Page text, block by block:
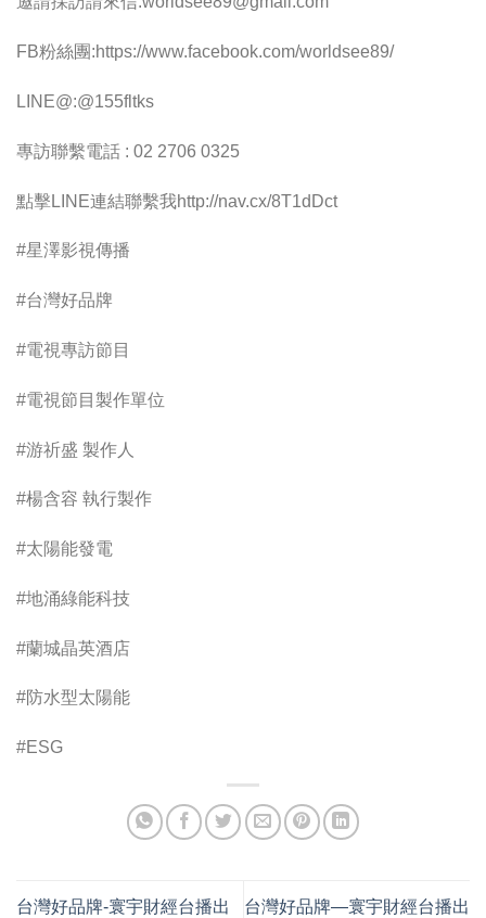
FB粉絲團:https://www.facebook.com/worldsee89/
LINE@:@155fltks
專訪聯繫電話 : 02 2706 0325
點擊LINE連結聯繫我http://nav.cx/8T1dDct
#星澤影視傳播
#台灣好品牌
#電視專訪節目
#電視節目製作單位
#游祈盛 製作人
#楊含容 執行製作
#太陽能發電
#地涌綠能科技
#蘭城晶英酒店
#防水型太陽能
#ESG
台灣好品牌-寰宇財經台播出
台灣好品牌—寰宇財經台播出